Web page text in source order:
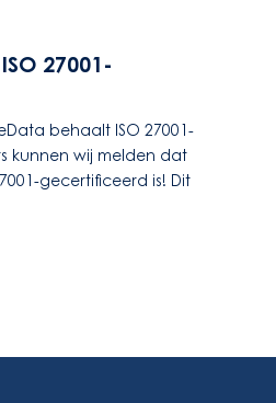
27001-
behaalt ISO 27001-
kunnen wij melden dat
gecertificeerd is! Dit